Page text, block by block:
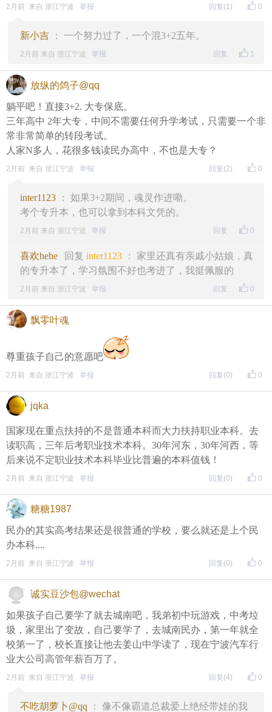
0
2月前 来自 浙江宁波 举报 回复 (1)
新小吉 ： 一个努力过了，一个混3+2五年。
1
2月前 来自 浙江宁波 举报 回复
放纵的鸽子@qq
躺平吧！直接3+2. 大专保底。
三年高中 2年大专，中间不需要任何升学考试，只需要一个非
常非常简单的转段考试。
人家N多人，花很多钱读民办高中，不也是大专？
0
2月前 来自 浙江宁波 举报 回复 (2)
inter1123 ： 如果3+2期间，魂灵作进嘞。
考个专升本，也可以拿到本科文凭的。
0
2月前 来自 浙江宁波 举报 回复
喜欢hehe 回复 inter1123 ： 家里还真有亲戚小姑娘，真
的专升本了，学习氛围不好也考进了，我挺佩服的
0
2月前 来自 浙江宁波 举报 回复
飘零叶魂
尊重孩子自己的意愿吧
0
2月前 来自 浙江宁波 举报 回复 (0)
jqka
国家现在重点扶持的不是普通本科而大力扶持职业本科。去
读职高，三年后考职业技术本科。30年河东，30年河西，等
后来说不定职业技术本科毕业比普遍的本科值钱！
0
2月前 来自 浙江宁波 举报 回复 (0)
糖糖1987
民办的其实高考结果还是很普通的学校，要么就还是上个民
办本科....
0
2月前 来自 浙江宁波 举报 回复 (0)
诚实豆沙包@wechat
如果孩子自己要学了就去城南吧，我弟初中玩游戏，中考垃
圾，家里出了变故，自己要学了，去城南民办，第一年就全
校第一了，校长直接让他去姜山中学读了，现在宁波汽车行
业大公司高管年薪百万了。
0
2月前 来自 浙江宁波 举报 回复 (4)
不吃胡萝卜@qq ： 像不像霸道总裁爱上绝经带娃的我